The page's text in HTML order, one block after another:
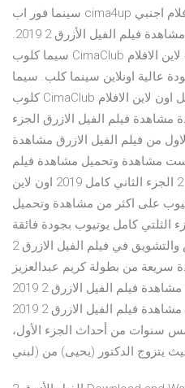
سينما فور اب cima4up مشاهدة اون لاين افلام عربي و افلام اجنبي
و مسلسلات مترجمة بجودة عالية مشاهدة فيلم الفيل الأزرق 2 2019.
سيما كلوب CimaClub مشاهدة فيلم ومسلسل اون لاين الافلام
عالية اونلاين سينما كلب. سيما
كلوب CimaClub مشاهدة فيلم ومسلسل اون لاين الافلام
فيلم الفيل الازرق الجزء
من فيلم الفيل الازرق مشاهدة
مشاهدة وتحميل مشاهدة فيلم
الفيل الازرق 2 الجزء الثاني كامل 2019 اون لاين hd بطولة النجم
على اكثر من مشاهدة وتحميل
الثلتي كامل يوتيوب بجودة فائقة
الوضوح تفاصيل واحداث الغموض والتشويق في فيلم الفيل الازرق 2
سريعة من بطولة كريم عبدالعزيز
وخالد الصاوي 05/04/41 · مشاهدة فيلم الفيل الازرق 2 2019 hd اون
لاين مشاهدة فيلم الفيل الازرق 2 2019 hd اون لاين . تبدأ أحداث
سنوات من أحداث الجزء الأول،
يتزوج الدكتور (يحيى) من (لبني